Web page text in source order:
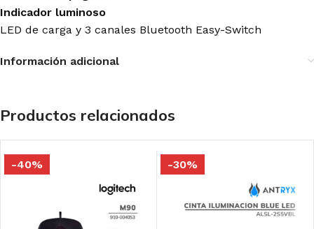
Indicador luminoso
LED de carga y 3 canales Bluetooth Easy-Switch
Información adicional
Productos relacionados
-40% -30%